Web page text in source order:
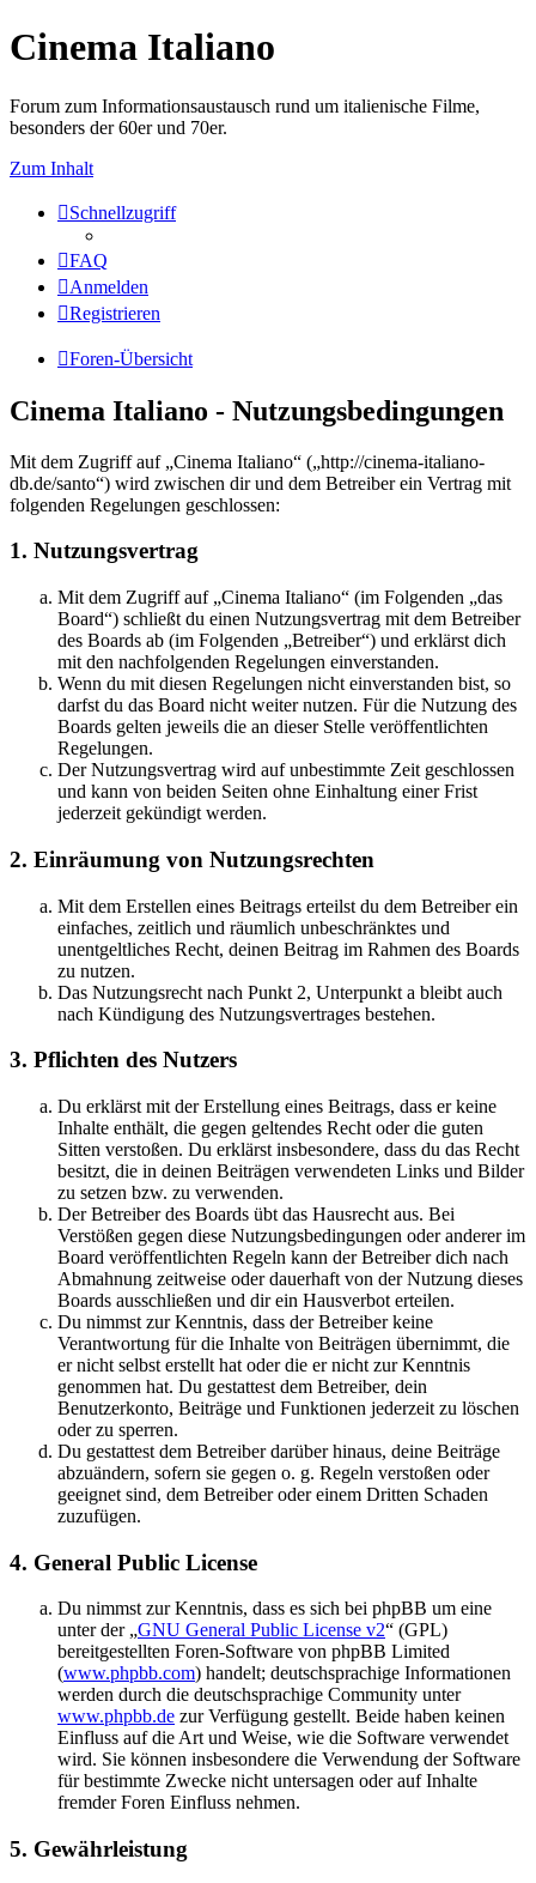
Cinema Italiano
Forum zum Informationsaustausch rund um italienische Filme,
besonders der 60er und 70er.
Zum Inhalt
Schnellzugriff
FAQ
Anmelden
Registrieren
Foren-Übersicht
Cinema Italiano - Nutzungsbedingungen
Mit dem Zugriff auf „Cinema Italiano“ („http://cinema-italiano-
db.de/santo“) wird zwischen dir und dem Betreiber ein Vertrag mit
folgenden Regelungen geschlossen:
1. Nutzungsvertrag
Mit dem Zugriff auf „Cinema Italiano“ (im Folgenden „das
Board“) schließt du einen Nutzungsvertrag mit dem Betreiber
des Boards ab (im Folgenden „Betreiber“) und erklärst dich
mit den nachfolgenden Regelungen einverstanden.
Wenn du mit diesen Regelungen nicht einverstanden bist, so
darfst du das Board nicht weiter nutzen. Für die Nutzung des
Boards gelten jeweils die an dieser Stelle veröffentlichten
Regelungen.
Der Nutzungsvertrag wird auf unbestimmte Zeit geschlossen
und kann von beiden Seiten ohne Einhaltung einer Frist
jederzeit gekündigt werden.
2. Einräumung von Nutzungsrechten
Mit dem Erstellen eines Beitrags erteilst du dem Betreiber ein
einfaches, zeitlich und räumlich unbeschränktes und
unentgeltliches Recht, deinen Beitrag im Rahmen des Boards
zu nutzen.
Das Nutzungsrecht nach Punkt 2, Unterpunkt a bleibt auch
nach Kündigung des Nutzungsvertrages bestehen.
3. Pflichten des Nutzers
Du erklärst mit der Erstellung eines Beitrags, dass er keine
Inhalte enthält, die gegen geltendes Recht oder die guten
Sitten verstoßen. Du erklärst insbesondere, dass du das Recht
besitzt, die in deinen Beiträgen verwendeten Links und Bilder
zu setzen bzw. zu verwenden.
Der Betreiber des Boards übt das Hausrecht aus. Bei
Verstößen gegen diese Nutzungsbedingungen oder anderer im
Board veröffentlichten Regeln kann der Betreiber dich nach
Abmahnung zeitweise oder dauerhaft von der Nutzung dieses
Boards ausschließen und dir ein Hausverbot erteilen.
Du nimmst zur Kenntnis, dass der Betreiber keine
Verantwortung für die Inhalte von Beiträgen übernimmt, die
er nicht selbst erstellt hat oder die er nicht zur Kenntnis
genommen hat. Du gestattest dem Betreiber, dein
Benutzerkonto, Beiträge und Funktionen jederzeit zu löschen
oder zu sperren.
Du gestattest dem Betreiber darüber hinaus, deine Beiträge
abzuändern, sofern sie gegen o. g. Regeln verstoßen oder
geeignet sind, dem Betreiber oder einem Dritten Schaden
zuzufügen.
4. General Public License
Du nimmst zur Kenntnis, dass es sich bei phpBB um eine
unter der „GNU General Public License v2“ (GPL)
bereitgestellten Foren-Software von phpBB Limited
(www.phpbb.com) handelt; deutschsprachige Informationen
werden durch die deutschsprachige Community unter
www.phpbb.de zur Verfügung gestellt. Beide haben keinen
Einfluss auf die Art und Weise, wie die Software verwendet
wird. Sie können insbesondere die Verwendung der Software
für bestimmte Zwecke nicht untersagen oder auf Inhalte
fremder Foren Einfluss nehmen.
5. Gewährleistung